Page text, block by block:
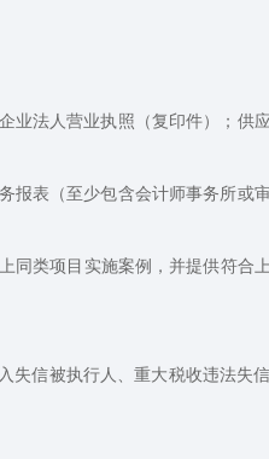
业法人营业执照（复印件）；供
报表（至少包含会计师事务所或
同类项目实施案例，并提供符合
失信被执行人、重大税收违法失